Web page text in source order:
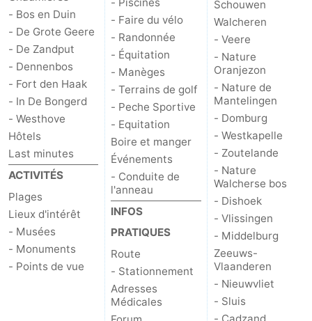
- Bos en Duin
- De Grote Geere
- De Zandput
- Dennenbos
- Fort den Haak
- In De Bongerd
- Westhove
Hôtels
Last minutes
ACTIVITÉS
Plages
Lieux d'intérêt
- Musées
- Monuments
- Points de vue
- Faire du vélo
- Randonnée
- Équitation
- Manèges
- Terrains de golf
- Peche Sportive
- Equitation
Boire et manger
Événements
- Conduite de
l'anneau
INFOS
PRATIQUES
Route
- Stationnement
Adresses
Médicales
Schouwen
Walcheren
- Veere
- Nature
Oranjezon
- Nature de
Mantelingen
- Domburg
- Westkapelle
- Zoutelande
- Nature
Walcherse bos
- Dishoek
- Vlissingen
- Middelburg
Zeeuws-
Vlaanderen
- Nieuwvliet
- Sluis
- Cadzand